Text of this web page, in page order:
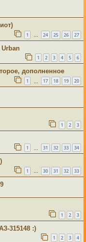
1 … 24 25 26 27
1 2 3 4 5 6
дополненное
1 17 18 19 20
1 2 3
1 31 32 33 34
1 … 30 31 32 33
1 2 3
315148 :)
1 2 3 4